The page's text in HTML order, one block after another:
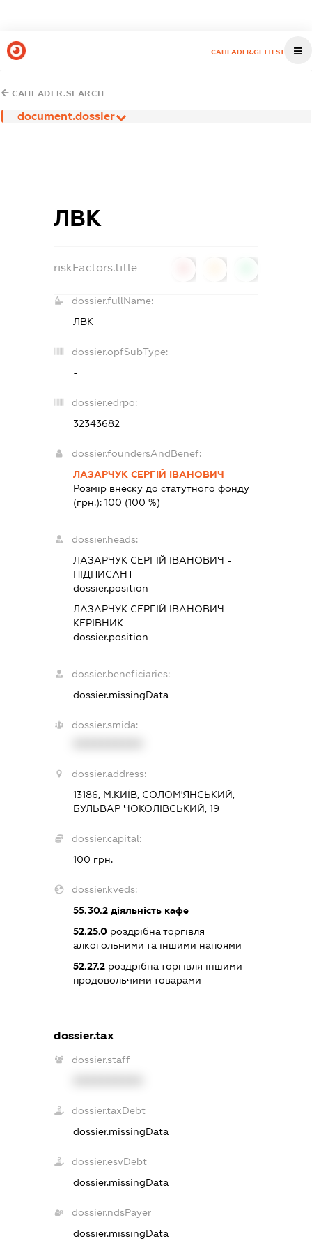
CAHEADER.GETTEST
CAHEADER.SEARCH
document.dossier
ЛВК
riskFactors.title
dossier.fullName:
ЛВК
dossier.opfSubType:
-
dossier.edrpo:
32343682
dossier.foundersAndBenef:
ЛАЗАРЧУК СЕРГІЙ ІВАНОВИЧ
Розмір внеску до статутного фонду
(грн.):100 (100 %)
dossier.heads:
ЛАЗАРЧУК СЕРГІЙ ІВАНОВИЧ -
ПІДПИСАНТ
dossier.position -
ЛАЗАРЧУК СЕРГІЙ ІВАНОВИЧ -
КЕРІВНИК
dossier.position -
dossier.beneficiaries:
dossier.missingData
dossier.smida:
dossier.address:
13186, М.КИЇВ, СОЛОМ'ЯНСЬКИЙ,
БУЛЬВАР ЧОКОЛІВСЬКИЙ, 19
dossier.capital:
100 грн.
dossier.kveds:
55.30.2 діяльність кафе
52.25.0 роздрібна торгівля
алкогольними та іншими напоями
52.27.2 роздрібна торгівля іншими
продовольчими товарами
dossier.tax
dossier.staff
dossier.taxDebt
dossier.missingData
dossier.esvDebt
dossier.missingData
dossier.ndsPayer
dossier.missingData